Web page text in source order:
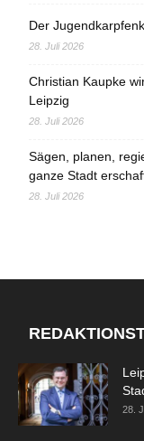
Der
28. Juli 2026
Christian Kaupke
Leipzig
28. Juli 2026
Sägen, planen,
ganze Stadt
28. Juli 2026
28.